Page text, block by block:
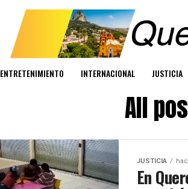
ENTRETENIMIENTO INTERNACIONAL JUSTICIA
All
JUSTICIA
En